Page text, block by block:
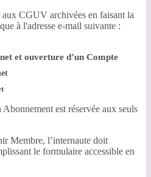
CGUV archivées en faisant la
à l'adresse e-mail suivante :
et ouverture d’un Compte
est réservée aux seuls
Membre, l’internaute doit
le formulaire accessible en